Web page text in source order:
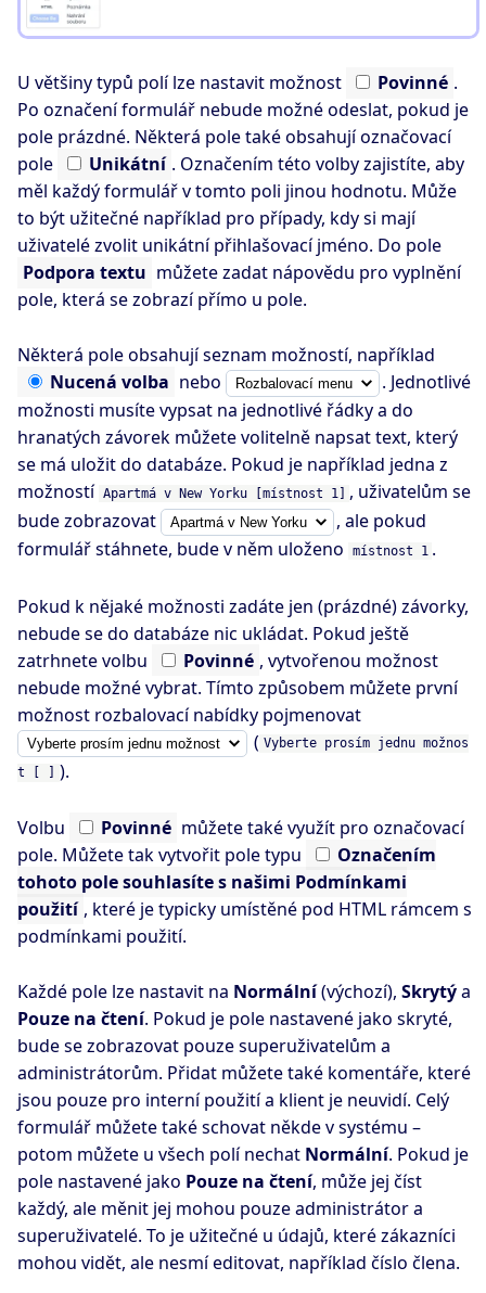
U většiny typů polí lze nastavit možnost Povinné .
Po označení formulář nebude možné odeslat, pokud je
pole prázdné. Některá pole také obsahují označovací
pole
Unikátní . Označením této volby zajistíte, aby
měl každý formulář v tomto poli jinou hodnotu. Může
to být užitečné například pro případy, kdy si mají
uživatelé zvolit unikátní přihlašovací jméno. Do pole
Podpora textu můžete zadat nápovědu pro vyplnění
pole, která se zobrazí přímo u pole.
Některá pole obsahují seznam možností, například
Nucená volba nebo
. Jednotlivé
možnosti musíte vypsat na jednotlivé řádky a do
hranatých závorek můžete volitelně napsat text, který
se má uložit do databáze. Pokud je například jedna z
možností Apartmá v New Yorku [místnost 1]
, uživatelům se
bude zobrazovat
, ale pokud
formulář stáhnete, bude v něm uloženo
místnost 1 .
Pokud k nějaké možnosti zadáte jen (prázdné) závorky,
nebude se do databáze nic ukládat. Pokud ještě
zatrhnete volbu
Povinné , vytvořenou možnost
nebude možné vybrat. Tímto způsobem můžete první
možnost rozbalovací nabídky pojmenovat
( Vyberte prosím jednu možnos
t [ ]
).
Volbu Povinné můžete také využít pro označovací
pole. Můžete tak vytvořit pole typu
Označením
tohoto pole souhlasíte s našimi Podmínkami
použití , které je typicky umístěné pod HTML rámcem s
podmínkami použití.
Každé pole lze nastavit na Normální(výchozí), Skrytýa
Pouze na čtení. Pokud je pole nastavené jako skryté,
bude se zobrazovat pouze superuživatelům a
administrátorům. Přidat můžete také komentáře, které
jsou pouze pro interní použití a klient je neuvidí. Celý
formulář můžete také schovat někde v systému –
potom můžete u všech polí nechat Normální. Pokud je
pole nastavené jako Pouze na čtení, může jej číst
každý, ale měnit jej mohou pouze administrátor a
superuživatelé. To je užitečné u údajů, které zákazníci
mohou vidět, ale nesmí editovat, například číslo člena.